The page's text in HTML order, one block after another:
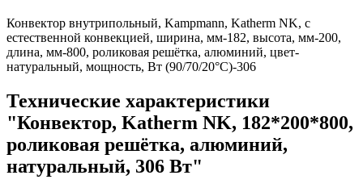
Конвектор внутрипольный, Kampmann, Katherm NK, с
естественной конвекцией, ширина, мм-182, высота, мм-200,
длина, мм-800, роликовая решётка, алюминий, цвет-
натуральный, мощность, Вт (90/70/20°C)-306
Технические характеристики
"Конвектор, Katherm NK, 182*200*800,
роликовая решётка, алюминий,
натуральный, 306 Вт"